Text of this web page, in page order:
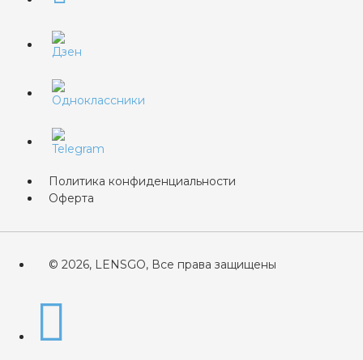
Политика конфиденциальности
Оферта
© 2026, LENSGO, Все права защищены